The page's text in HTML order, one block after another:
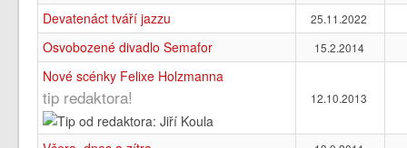
Devatenáct tváří jazzu 25.11.2022
Osvobozené divadlo Semafor 15.2.2014
Nové scénky Felixe Holzmanna
tip redaktora! 12.10.2013